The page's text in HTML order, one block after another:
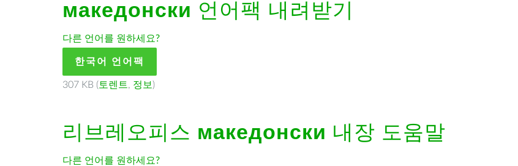
македонски 언어팩 내려받기
다른 언어를 원하세요?
한국어 언어팩
307 KB ( 토렌트, 정보 )
리브레오피스 македонски 내장 도움말
다른 언어를 원하세요?